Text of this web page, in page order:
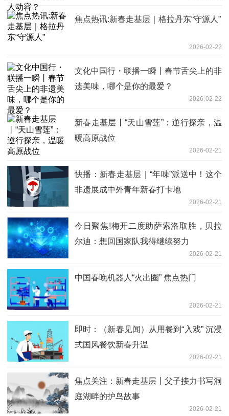
焦点热讯:新春走基层｜格拉丹东“守源人”
2026-02-22
文化中国行・联播一瞬丨春节舌尖上的非
遗美味，哪个是你的最爱？
2026-02-22
新春走基层丨“天山雪莲”：逆行探亲，温
暖高原战位
2026-02-21
快播：新春走基层｜“年味”派送中！这个
非遗展成中外青年新春打卡地
2026-02-21
今日聚焦!梅开二度助萨索洛取胜，贝拉
尔迪：想回国家队我得继续努力
2026-02-21
中国春晚机器人“火出圈” 焦点热门
2026-02-21
即时：（新春见闻）从用餐到“入戏” 沉浸
式国风餐饮新春升温
2026-02-21
焦点关注：新春走基层丨父子接力书写洞
庭湖畔的护鸟故事
2026-02-21